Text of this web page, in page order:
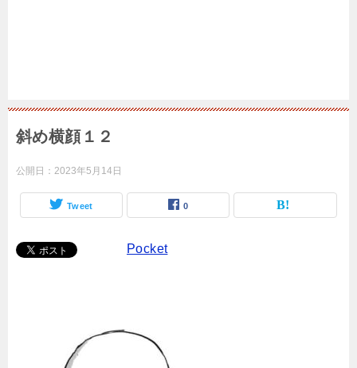
斜め横顔１２
公開日： 2023年5月14日
Tweet 0
Pocket